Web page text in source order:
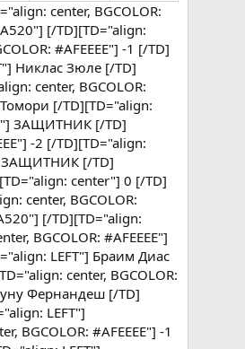
center, BGCOLOR:
[/TD][TD="align:
#AFEEEE"] -1 [/TD]
Никлас Зюле [/TD]
center, BGCOLOR:
[/TD][TD="align:
ЗАЩИТНИК [/TD]
-2 [/TD][TD="align:
ЗАЩИТНИК [/TD]
center"] 0 [/TD]
center, BGCOLOR:
[/TD][TD="align:
BGCOLOR: #AFEEEE"]
LEFT"] Браим Диас
center, BGCOLOR:
Фернандеш [/TD]
LEFT"]
#AFEEEE"] -1